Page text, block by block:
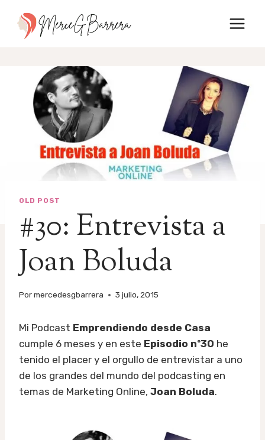
contenido
OLD POST
#30: Entrevista a
Joan Boluda
Pormercedesgbarrera 3 julio, 2015
Mi Podcast Emprendiendo desde Casa
cumple 6 meses y en este Episodio nº30 he
tenido el placer y el orgullo de entrevistar a uno
de los grandes del mundo del podcasting en
temas de Marketing Online, Joan Boluda.